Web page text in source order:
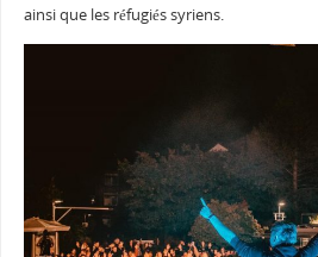
ainsi que les réfugiés syriens.